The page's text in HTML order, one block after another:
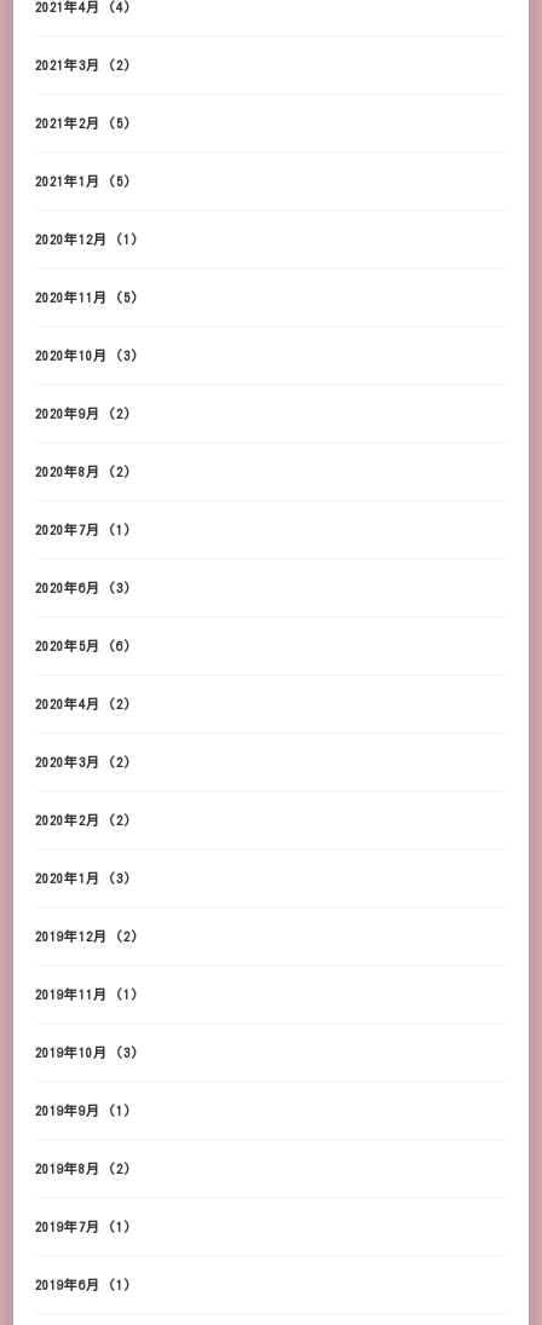
2021年4月 (4)
2021年3月 (2)
2021年2月 (5)
2021年1月 (5)
2020年12月 (1)
2020年11月 (5)
2020年10月 (3)
2020年9月 (2)
2020年8月 (2)
2020年7月 (1)
2020年6月 (3)
2020年5月 (6)
2020年4月 (2)
2020年3月 (2)
2020年2月 (2)
2020年1月 (3)
2019年12月 (2)
2019年11月 (1)
2019年10月 (3)
2019年9月 (1)
2019年8月 (2)
2019年7月 (1)
2019年6月 (1)